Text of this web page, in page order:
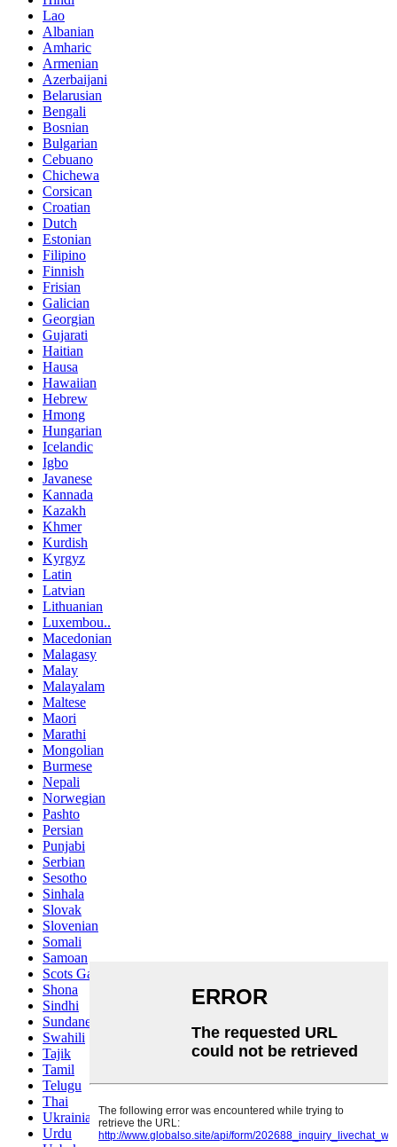
Lao
Albanian
Amharic
Armenian
Azerbaijani
Belarusian
Bengali
Bosnian
Bulgarian
Cebuano
Chichewa
Corsican
Croatian
Dutch
Estonian
Filipino
Finnish
Frisian
Galician
Georgian
Gujarati
Haitian
Hausa
Hawaiian
Hebrew
Hmong
Hungarian
Icelandic
Igbo
Javanese
Kannada
Kazakh
Khmer
Kurdish
Kyrgyz
Latin
Latvian
Lithuanian
Luxembou..
Macedonian
Malagasy
Malay
Malayalam
Maltese
Maori
Marathi
Mongolian
Burmese
Nepali
Norwegian
Pashto
Persian
Punjabi
Serbian
Sesotho
Sinhala
Slovak
Slovenian
Somali
Samoan
Scots Gaelic
Shona
Sindhi
Sundanese
Swahili
Tajik
Tamil
Telugu
Thai
Ukrainian
Urdu